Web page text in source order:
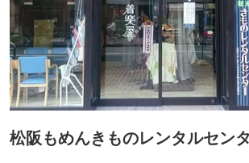
松阪もめんきものレンタルセン